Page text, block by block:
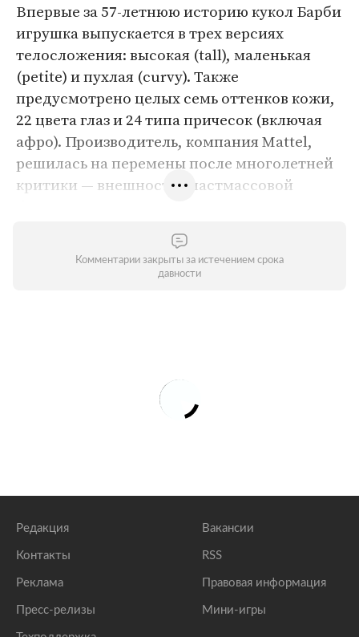
Впервые за 57-летнюю историю кукол Барби
игрушка выпускается в трех версиях
телосложения: высокая (tall), маленькая
(petite) и пухлая (curvy). Также
предусмотрено целых семь оттенков кожи,
22 цвета глаз и 24 типа причесок (включая
афро). Производитель, компания Mattel,
решилась на перемены после многолетней
критики — внешность пластмассовой
трендом боди-позитива и
мультикультурности. При ближайшем
Комментарии закрыты за истечением срока
давности
Редакция
Контакты
Реклама
Пресс-релизы
Вакансии
RSS
Правовая информация
Мини-игры